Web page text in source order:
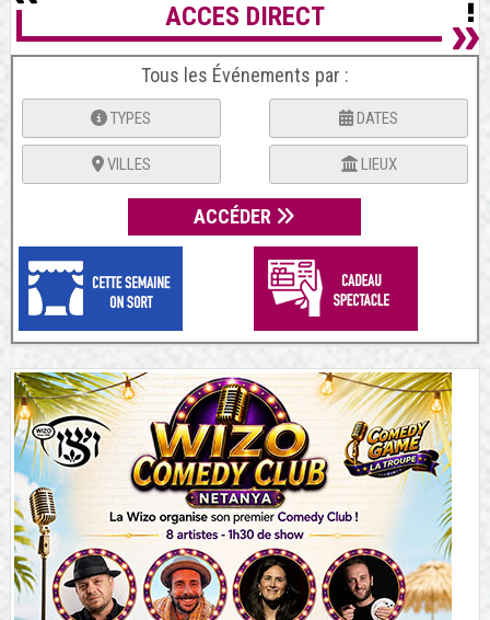
ACCES DIRECT
Tous les Événements par :
TYPES DATES
VILLES LIEUX
ACCÉDER